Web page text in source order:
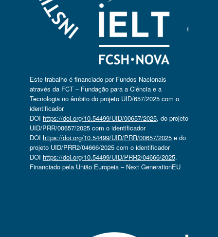
Este trabalho é financiado por Fundos Nacionais
através da FCT – Fundação para a Ciência e a
Tecnologia no âmbito do projeto UID/657/2025 com o
identificador
DOI https://doi.org/10.54499/UID/00657/2025, do projeto
UID/PRR/00657/2025 com o identificador
DOI https://doi.org/10.54499/UID/PRR/00657/2025e do
projeto UID/PRR2/04666/2025 com o identificador
DOI https://doi.org/10.54499/UID/PRR2/04666/2025.
Financiado pela União Europeia – Next GenerationEU